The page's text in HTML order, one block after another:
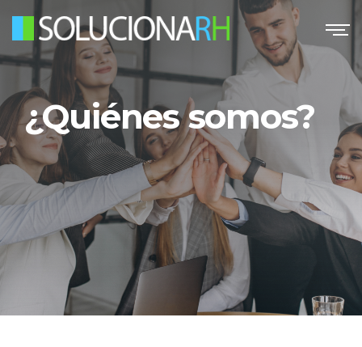
¿Quiénes somos?